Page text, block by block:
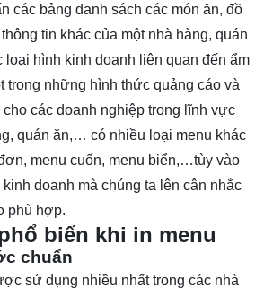
các bảng danh sách các món ăn, đồ
tin khác của một nhà hàng, quán
loại hình kinh doanh liên quan đến ẩm
trong những hình thức quảng cáo và
các doanh nghiệp trong lĩnh vực
quán ăn,… có nhiều loại menu khác
menu cuốn, menu biển,…tùy vào
doanh mà chúng ta lên cân nhắc
phù hợp.
biến khi in menu
chuẩn
sử dụng nhiều nhất trong các nhà